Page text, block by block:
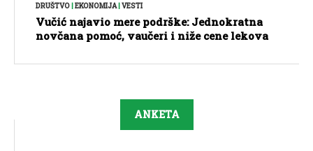
DRUŠTVO EKONOMIJA| VESTI
Vučić najavio mere podrške: Jednokratna
novčana pomoć, vaučeri i niže cene lekova
ANKETA